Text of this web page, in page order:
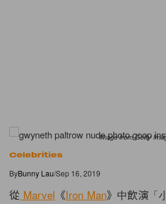
Image from Getty
Celebrities
ByBunny Lau/Sep 16, 2019
從 Marvel 《Iron Man》中飲演「